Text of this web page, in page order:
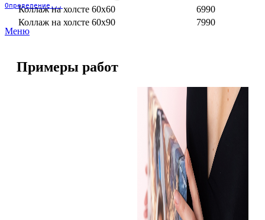
Определение...
Меню
Коллаж на холсте 60х60
6990
Коллаж на холсте 60х90
7990
Примеры работ